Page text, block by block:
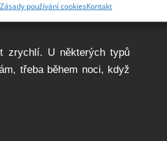
a zjišťování podvodů a
zobrazování reklamy a obsahu,
osobních údajů.
Zásady používání cookiesKontakt
zrychlí. U některých typů
třeba během noci, když